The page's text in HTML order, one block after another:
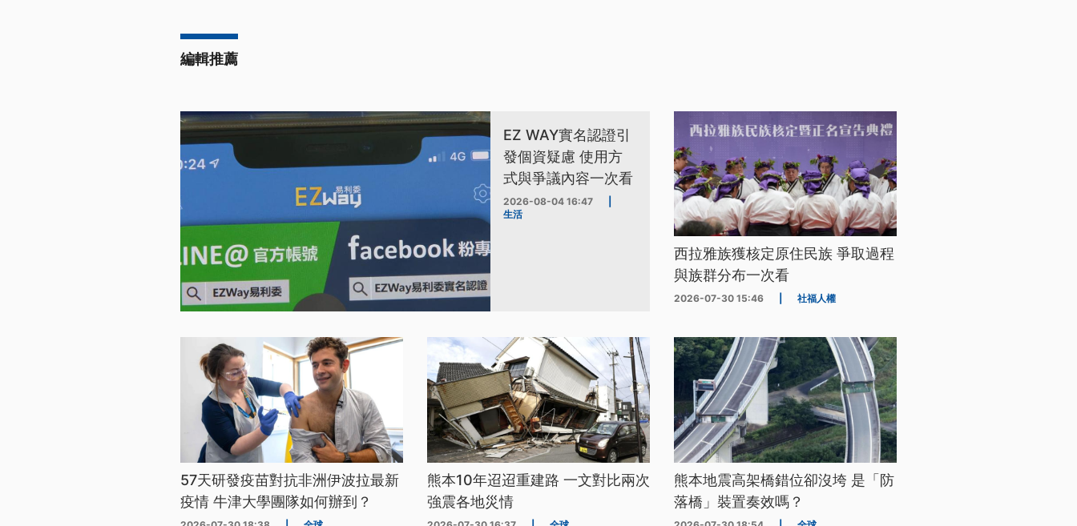
編輯推薦
EZ WAY實名認證引
發個資疑慮 使用方
式與爭議內容一次看
2026-08-04 16:47
生活
西拉雅族獲核定原住民族 爭取過程
與族群分布一次看
2026-07-30 15:46 社福人權
57天研發疫苗對抗非洲伊波拉最新
疫情 牛津大學團隊如何辦到？
熊本10年迢迢重建路 一文對比兩次
強震各地災情
熊本地震高架橋錯位卻沒垮 是「防
落橋」裝置奏效嗎？